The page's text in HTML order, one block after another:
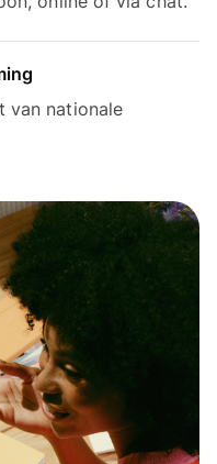
van nationale